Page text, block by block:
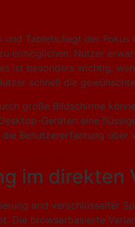
Tablets liegt der
ermöglichen. Nutzer
ist besonders wichtig,
schnell die
große Bildschirme
Geräten eine
Benutzererfahrung über
im direkten
und verschlüsselter
Die browserbasierte